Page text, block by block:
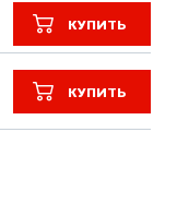
КУПИТЬ
КУПИТЬ